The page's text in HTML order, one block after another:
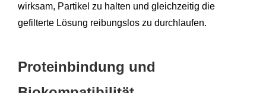
wirksam, Partikel zu halten und gleichzeitig die
gefilterte Lösung reibungslos zu durchlaufen.
Proteinbindung und